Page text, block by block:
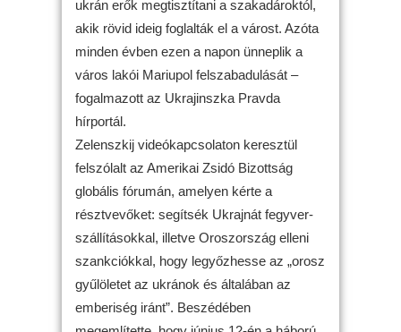
ukrán erők megtisztítani a szakadároktól,
akik rövid ideig foglalták el a várost. Azóta
minden évben ezen a napon ünneplik a
város lakói Mariupol felszabadulását –
fogalmazott az Ukrajinszka Pravda
hírportál.
Zelenszkij videókapcsolaton keresztül
felszólalt az Amerikai Zsidó Bizottság
globális fórumán, amelyen kérte a
résztvevőket: segítsék Ukrajnát fegyver-
szállításokkal, illetve Oroszország elleni
szankciókkal, hogy legyőzhesse az „orosz
gyűlöletet az ukránok és általában az
emberiség iránt”. Beszédében